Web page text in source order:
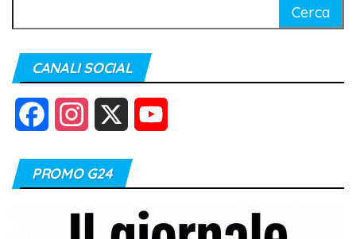
per:
CANALI SOCIAL
c s
t
PROMO G24